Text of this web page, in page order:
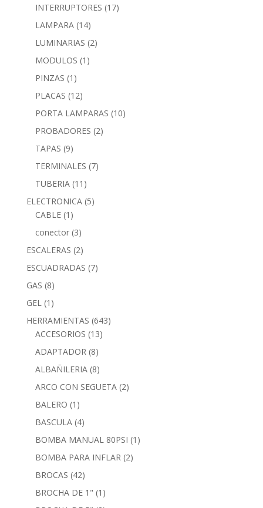
INTERRUPTORES (17)
LAMPARA (14)
LUMINARIAS (2)
MODULOS (1)
PINZAS (1)
PLACAS (12)
PORTA LAMPARAS (10)
PROBADORES (2)
TAPAS (9)
TERMINALES (7)
TUBERIA (11)
ELECTRONICA (5)
CABLE (1)
conector (3)
ESCALERAS (2)
ESCUADRADAS (7)
GAS (8)
GEL (1)
HERRAMIENTAS (643)
ACCESORIOS (13)
ADAPTADOR (8)
ALBAÑILERIA (8)
ARCO CON SEGUETA (2)
BALERO (1)
BASCULA (4)
BOMBA MANUAL 80PSI (1)
BOMBA PARA INFLAR (2)
BROCAS (42)
BROCHA DE 1" (1)